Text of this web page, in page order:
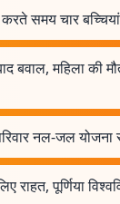
करते समय चार
बवाल, महिला की
नल-जल
पूर्णिया